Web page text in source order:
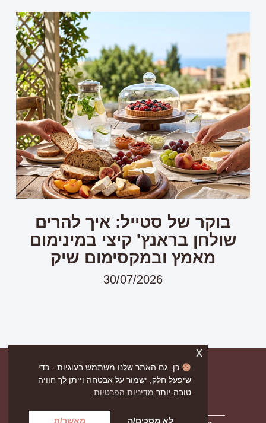
בוקר של סטייל: איך להרים
שולחן בראנץ' קיצי במינימום
מאמץ ובמקסימום שיק
30/07/2026
כן, גם האתר שלנו משתמש בעוגיות - כדי
שיפעל חלק, ישמור על אבטחה וייתן לך חוויה
טובה יותר מדיניות הפרטיות
לא מסכים/ה מאשר/ת
x